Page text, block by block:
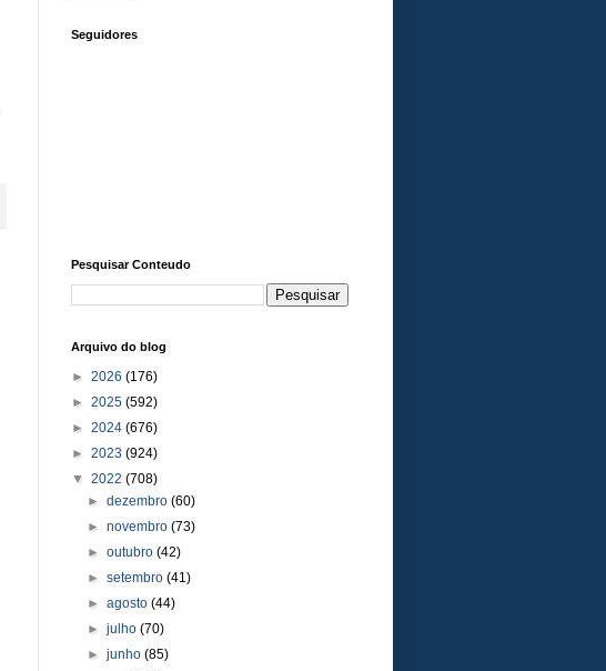
Seguidores
Pesquisar Conteudo
Arquivo do blog
► 2026 (176)
► 2025 (592)
► 2024 (676)
► 2023 (924)
▼ 2022 (708)
►dezembro(60)
►novembro(73)
►outubro(42)
►setembro(41)
►agosto(44)
►julho(70)
►junho(85)